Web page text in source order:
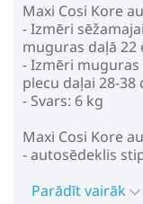
Maxi Cosi Kore
- Izmēri
muguras daļā 22
- Izmēri muguras
plecu daļai 28-38
- Svars: 6 kg
Maxi Cosi Kore
- autosēdeklis
- ar seju
Parādīt vairāk